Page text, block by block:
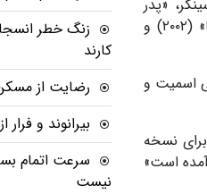
توانا» ( ۱۹۹۸) ساخته برایان سینگر، «پدر
خوب» ( ۱۹۸۵)، «فردا هرگز نمی‌میرد (۱۹۹۷)، «قدیس» (۱۹۹۷)، «دارودسته‌های نیویورک» (۲۰۰۲)، «مجموع همه ترس‌ها» (۲۰۰۲) و
در کنار لارنس الیویه، مگی اسمیت و
برای نسخه
آمده است»
زنگ خطر
کارند
رضایت از
بیرانوند و
سرعت اتمام
نیست